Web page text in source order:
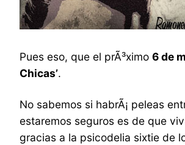
Pues eso, que el prÃ³ximo 6 de
Chicas’.
No sabemos si habrÃ¡ peleas
estaremos seguros es de que
gracias a la psicodelia sixtie de